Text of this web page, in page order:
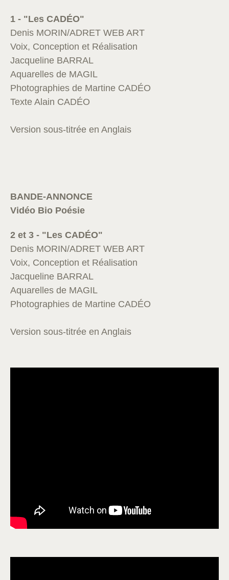
1 - "Les CADÉO"
Denis MORIN/ADRET WEB ART
Voix, Conception et Réalisation
Jacqueline BARRAL
Aquarelles de MAGIL
Photographies de Martine CADÉO
Texte Alain CADÉO
Version sous-titrée en Anglais
BANDE-ANNONCE
Vidéo Bio Poésie
2 et 3 - "Les CADÉO"
Denis MORIN/ADRET WEB ART
Voix, Conception et Réalisation
Jacqueline BARRAL
Aquarelles de MAGIL
Photographies de Martine CADÉO
Version sous-titrée en Anglais